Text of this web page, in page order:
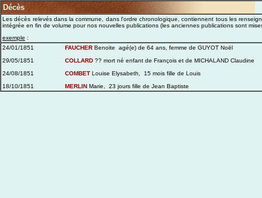
Décès
Les décès relevés dans la commune, dans l'ordre chronologique, contiennent tous les
intégrée en fin de volume pour nos nouvelles publications (les anciennes publications sont
exemple :
24/01/1851
FAUCHER Benoite agé(e) de 64 ans, femme de GUYOT Noël
29/05/1851
COLLARD ?? mort né enfant de François et de MICHALAND Claudine
24/08/1851
COMBET Louise Elysabeth, 15 mois fille de Louis
18/10/1851
MERLIN Marie, 23 jours fille de Jean Baptiste